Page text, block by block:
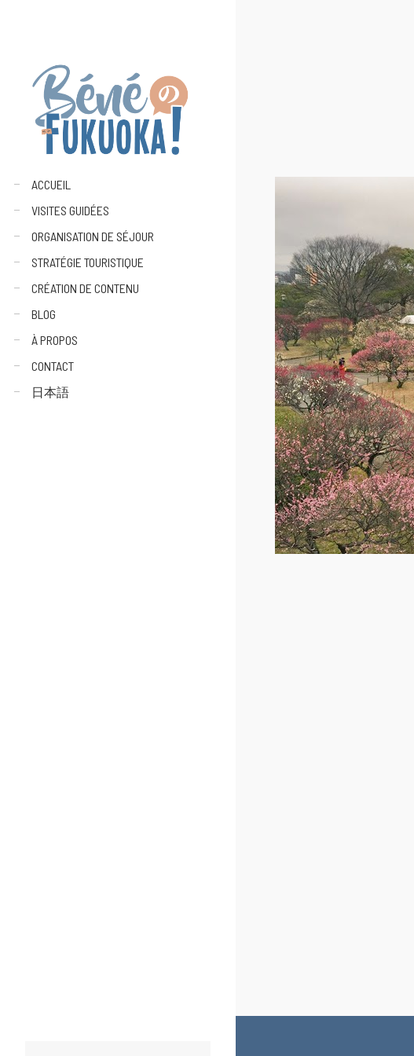
ACCUEIL
VISITES GUIDÉES
ORGANISATION DE SÉJOUR
STRATÉGIE TOURISTIQUE
CRÉATION DE CONTENU
BLOG
À PROPOS
CONTACT
日本語